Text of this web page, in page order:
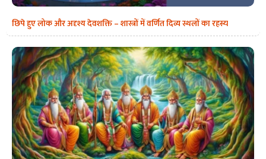
छिपे हुए लोक और अदृश्य देवशक्ति – शास्त्रों में वर्णित दिव्य स्थलों का रहस्य